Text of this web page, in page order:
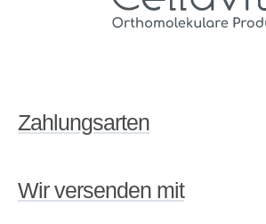
Zahlungsarten
Wir versenden mit